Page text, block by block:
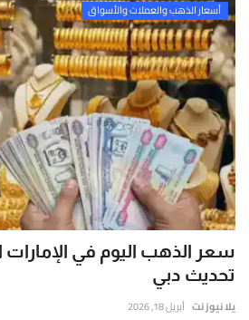
أسعار الذهب والعملات والأسواق
تحديث دبي
يلا نيوز نت أبريل 18, 2026